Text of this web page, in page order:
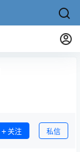
关注 私信